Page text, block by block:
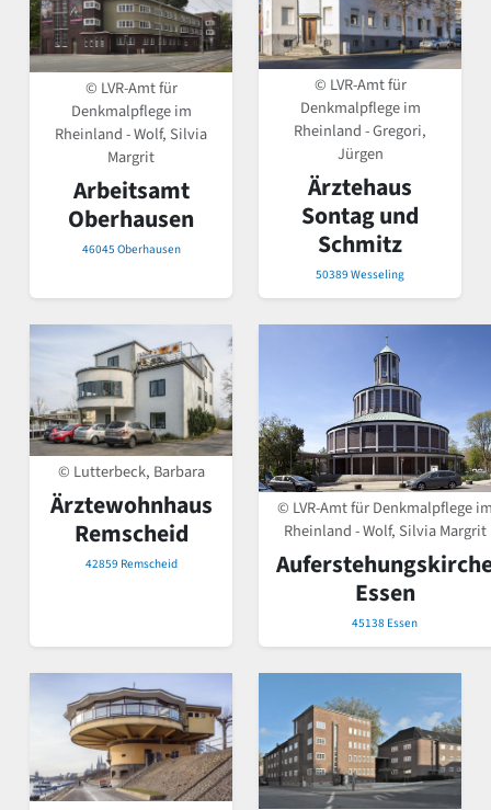
© LVR-Amt für
Denkmalpflege im
Rheinland - Wolf, Silvia
Margrit
Arbeitsamt
Oberhausen
46045 Oberhausen
© LVR-Amt für
Denkmalpflege im
Rheinland - Gregori,
Jürgen
Ärztehaus
Sontag und
Schmitz
50389 Wesseling
© Lutterbeck, Barbara
Ärztewohnhaus
Remscheid
42859 Remscheid
© LVR-Amt für Denkmalpflege
Rheinland - Wolf, Silvia Margrit
Essen
45138 Essen